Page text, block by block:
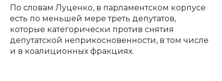
По словам Луценко, в парламентском корпусе
есть по меньшей мере треть депутатов,
которые категорически против снятия
депутатской неприкосновенности, в том числе
и в коалиционных фракциях.